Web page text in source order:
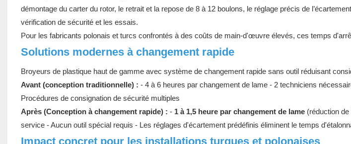
démontage du carter du rotor, le retrait et la repose de 8 à 12 boulons, le réglage précis de
vérification de sécurité et les essais.
Pour les fabricants polonais et turcs confrontés à des coûts de main-d'œuvre élevés, ces temps
Solutions modernes à changement rapide
Broyeurs de plastique haut de gamme avec système de changement rapide sans outil réduisant
Avant (conception traditionnelle) : - 4 à 6 heures par changement de lame - 2 techniciens
Procédures de consignation de sécurité multiples
Après (Conception à changement rapide) : - 1 à 1,5 heure par changement de lame(réduction de
service - Aucun outil spécial requis - Les réglages d'écartement prédéfinis éliminent le temps
Impact concret pour les installations turques et polonaises